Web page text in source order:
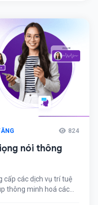
824
nói thông
cấp các dịch vụ trí tuệ
thông minh hoá các